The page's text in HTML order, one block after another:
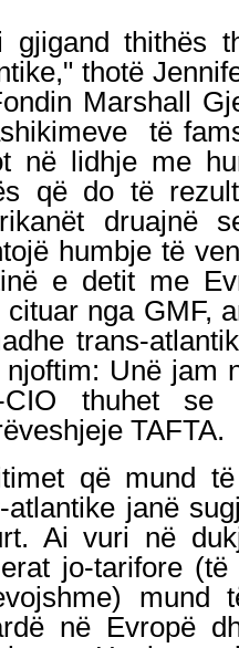
gjigand thithës
thotë
Marshall
të
në lidhje me
që do të
druajnë
humbje të
e detit me
cituar nga GMF,
trans-
njoftim: Unë jam
CIO thuhet
TAFTA.
që mund
atlantike janë
Ai vuri në
jo-tarifore
në Evropë